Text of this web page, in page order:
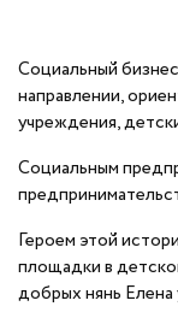
Социальный
направлении,
учреждения,
Социальным
Героем этой
площадки в
добрых нянь